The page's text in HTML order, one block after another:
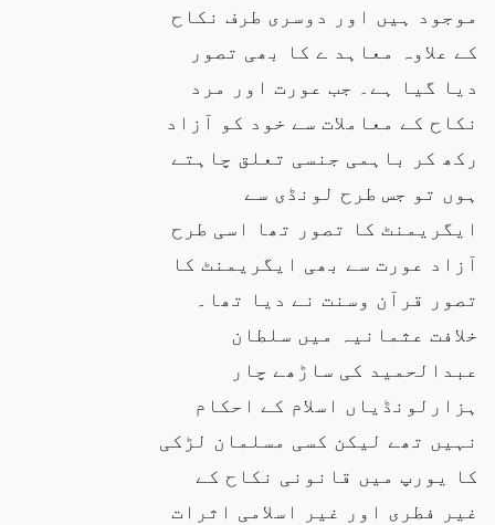
موجود ہیں اور دوسری طرف نکاح
کے علاوہ معاہد ے کا بھی تصور
دیا گیا ہے۔ جب عورت اور مرد
نکاح کے معاملات سے خود کو آزاد
رکھ کر باہمی جنسی تعلق چاہتے
ہوں تو جس طرح لونڈی سے
ایگریمنٹ کا تصور تھا اسی طرح
آزاد عورت سے بھی ایگریمنٹ کا
تصور قرآن وسنت نے دیا تھا۔
خلافت عثمانیہ میں سلطان
عبدالحمید کی ساڑھے چار
ہزارلونڈیاں اسلام کے احکام
نہیں تھے لیکن کسی مسلمان لڑکی
کا یورپ میں قانونی نکاح کے
غیر فطری اور غیر اسلامی اثرات